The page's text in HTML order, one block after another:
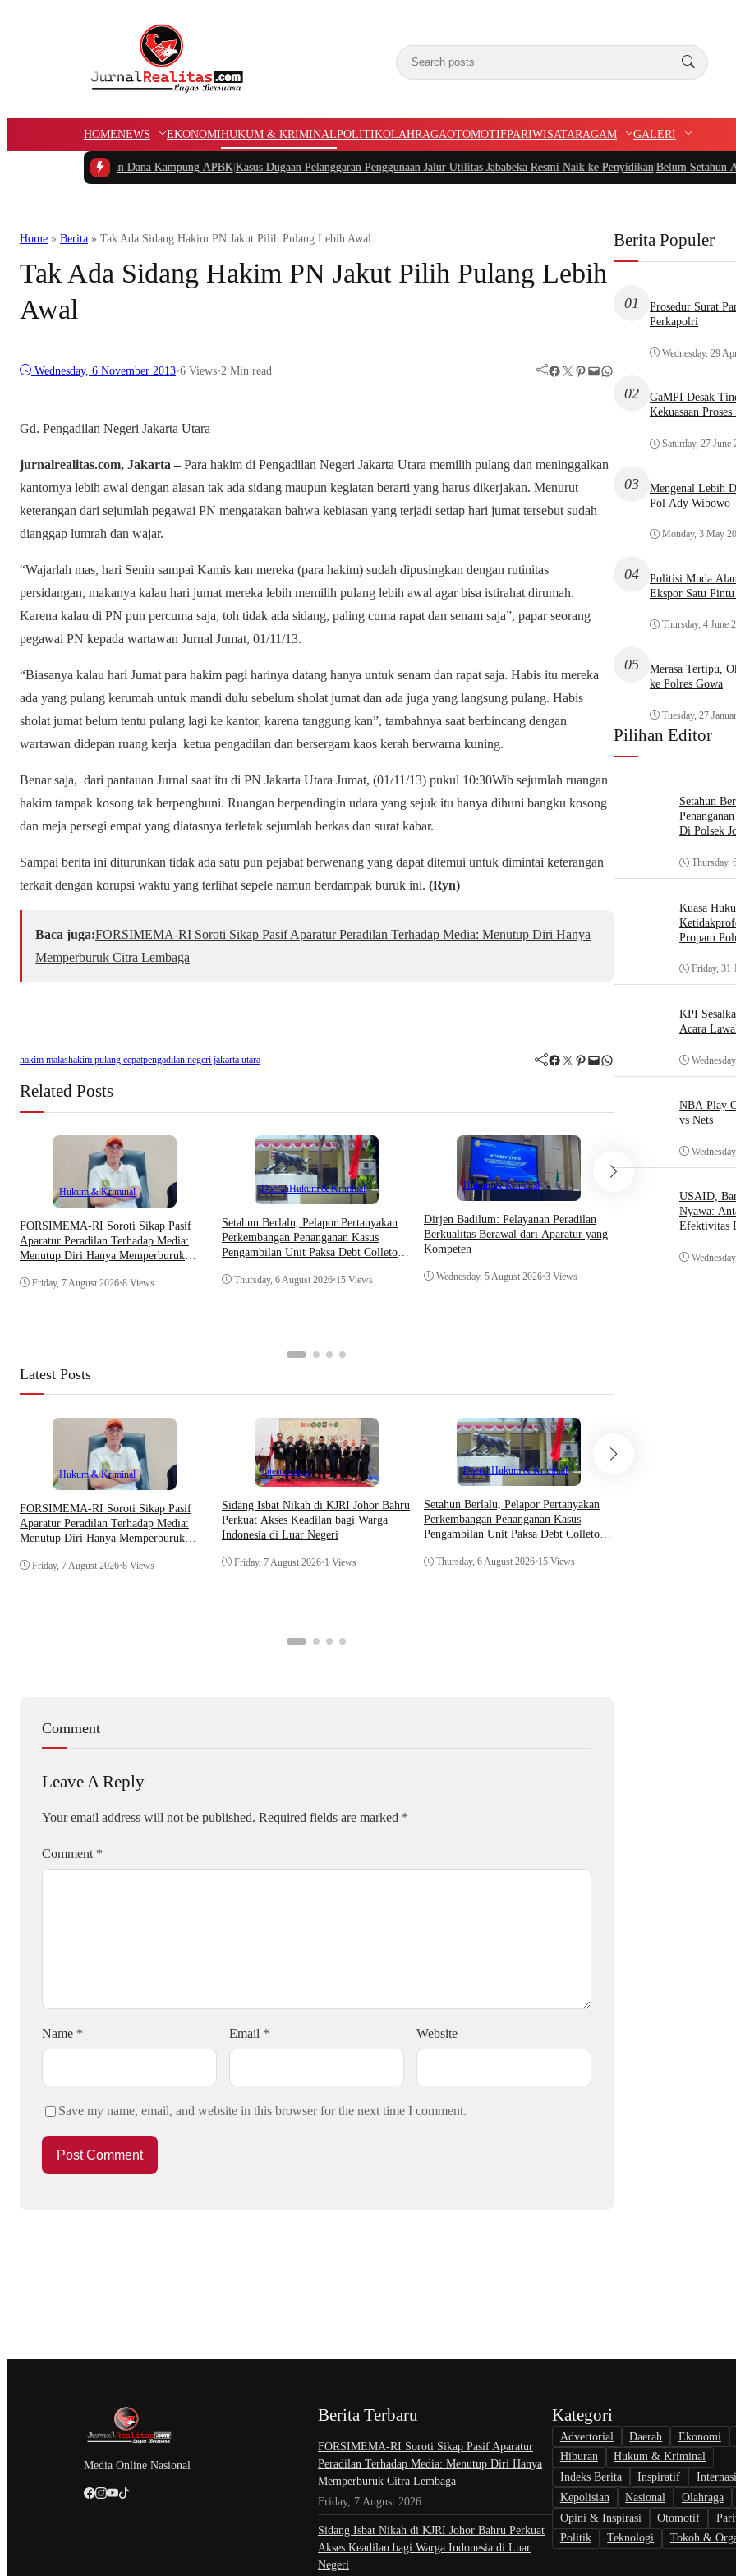
HOMENEWS EKONOMIHUKUM & KRIMINALPOLITIKOLAHRAGAOTOMOTIFPARIWISATARAGAM GALERI
Potongan Dana Kampung APBK|Kasus Dugaan Pelanggaran Penggunaan Jalur Utilitas Jababeka Resmi Naik ke Penyidikan| Belum Setahun Aspal
Home » Berita » Tak Ada Sidang Hakim PN Jakut Pilih Pulang Lebih Awal
Tak Ada Sidang Hakim PN Jakut Pilih Pulang Lebih
Awal
Wednesday, 6 November 2013•6 Views•2 Min read Facebook Twitter Pinterest Mail WhatsApp
Gd. Pengadilan Negeri Jakarta Utara
jurnalrealitas.com, Jakarta – Para hakim di Pengadilan Negeri Jakarta Utara memilih pulang dan meninggalkan
kantornya lebih awal dengan alasan tak ada sidang maupun kegiatan berarti yang harus dikerjakan. Menurut
keterangan dari sejumlah pegawai PN mengatakan bahwa kebiasan yang terjadi setiap hari jumat tersebut sudah
dianggap lumrah dan wajar.
“Wajarlah mas, hari Senin sampai Kamis kan mereka (para hakim) sudah dipusingkan dengan rutinitas
persidangan, makanya kalau hari jumat mereka lebih memilih pulang lebih awal agar bisa istirahat dirumah.
Karena kalau di PN pun percuma saja, toh tidak ada sidang, paling cuma rapat dan senam saja”, papar seorang
pegawai PN kepada wartawan Jurnal Jumat, 01/11/13.
“Biasanya kalau hari Jumat para hakim pagi harinya datang hanya untuk senam dan rapat saja. Habis itu mereka
ada yang pulang kerumah untuk mandi dulu sebelum sholat jumat dan ada juga yang langsung pulang. Habis
sholat jumat belum tentu pulang lagi ke kantor, karena tanggung kan”, tambahnya saat berbincang dengan
wartawan didepan ruang kerja ketua pengadilan dan bersergam kaos kerah berwarna kuning.
Benar saja, dari pantauan Jurnal saat itu di PN Jakarta Utara Jumat, (01/11/13) pukul 10:30Wib sejumlah ruangan
hakim tampak kosong tak berpenghuni. Ruangan berpendingin udara yang sejuk itu hanya dihuni bangku kosong
dan meja persegi empat yang diatasnya terletak sejumlah berkas dan surat kabar.
Sampai berita ini diturunkan tidak ada satu pun pejabat berwenang yang dapat ditemui untuk dimintai keterangan
terkait dengan korupsi waktu yang terlihat sepele namun berdampak buruk ini. (Ryn)
Baca juga:​FORSIMEMA-RI Soroti Sikap Pasif Aparatur Peradilan Terhadap Media: Menutup Diri Hanya
Memperburuk Citra Lembaga
hakim malashakim pulang cepatpengadilan negeri jakarta utara Facebook Twitter Pinterest Mail WhatsApp
Related Posts
Hukum & Kriminal
​FORSIMEMA-RI Soroti Sikap Pasif
Aparatur Peradilan Terhadap Media:
Menutup Diri Hanya Memperburuk
Friday, 7 August 2026•8 Views
DaerahHukum & Kriminal
Setahun Berlalu, Pelapor Pertanyakan
Perkembangan Penanganan Kasus
Pengambilan Unit Paksa Debt Colletor
Thursday, 6 August 2026•15 Views
Hukum & Kriminal
Dirjen Badilum: Pelayanan Peradilan
Berkualitas Berawal dari Aparatur yang
Kompeten
Wednesday, 5 August 2026•3 Views
​Ketum
Penguatan Sinergi
dan Pengadilan
Latest Posts
Hukum & Kriminal
​FORSIMEMA-RI Soroti Sikap Pasif
Aparatur Peradilan Terhadap Media:
Menutup Diri Hanya Memperburuk
Friday, 7 August 2026•8 Views
Internasional
Sidang Isbat Nikah di KJRI Johor Bahru
Perkuat Akses Keadilan bagi Warga
Indonesia di Luar Negeri
Friday, 7 August 2026•1 Views
DaerahHukum & Kriminal
Setahun Berlalu, Pelapor Pertanyakan
Perkembangan Penanganan Kasus
Pengambilan Unit Paksa Debt Colletor
Thursday, 6 August 2026•15 Views
Comment
Leave A Reply
Your email address will not be published. Required fields are marked *
Comment *
Name * Email * Website
Save my name, email, and website in this browser for the next time I comment.
Berita Populer
01
Prosedur Surat
Perkapolri
Wednesday, 29
02
GaMPI Desak
Kekuasaan
Saturday, 27 June
03
Mengenal Lebih
Pol Ady Wibowo
Monday, 3 May
04
Politisi Muda
Ekspor Satu
Thursday, 4 June
05
Merasa Tertipu,
ke Polres Gowa
Tuesday, 27
Pilihan Editor
Setahun
Di Polsek
Thursday,
Kuasa
Propam
Friday, 31
KPI
Acara
NBA Play
vs Nets
USAID,
Nyawa:
Efektivitas
Media Online Nasional
Berita Terbaru
​FORSIMEMA-RI Soroti Sikap Pasif Aparatur
Peradilan Terhadap Media: Menutup Diri Hanya
Memperburuk Citra Lembaga
Friday, 7 August 2026
Sidang Isbat Nikah di KJRI Johor Bahru Perkuat
Akses Keadilan bagi Warga Indonesia di Luar
Negeri
Kategori
Advertorial Daerah Ekonomi
Hiburan
Hukum & Kriminal
Indeks Berita
Inspiratif
Kepolisian
Nasional Olahraga
Opini & Inspirasi
Otomotif
Politik
Teknologi Tokoh &